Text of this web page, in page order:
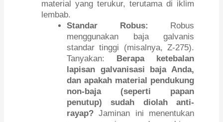
material yang terukur, terutama di iklim
lembab.
Standar Robus: Robus
menggunakan baja galvanis
standar tinggi (misalnya, Z-275).
Tanyakan: Berapa ketebalan
lapisan galvanisasi baja Anda,
dan apakah material pendukung
non-baja (seperti papan
penutup) sudah diolah anti-
rayap? Jaminan ini menentukan